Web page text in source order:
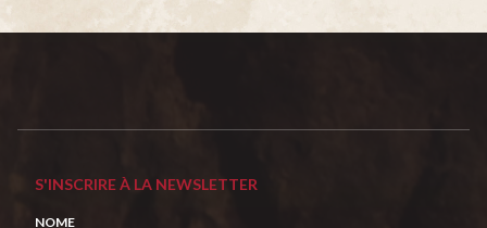
S'INSCRIRE À LA NEWSLETTER
NOME